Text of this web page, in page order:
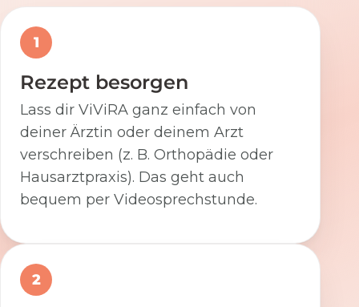
1
Rezept besorgen
Lass dir ViViRA ganz einfach von
deiner Ärztin oder deinem Arzt
verschreiben (z. B. Orthopädie oder
Hausarztpraxis). Das geht auch
bequem per Videosprechstunde.
2